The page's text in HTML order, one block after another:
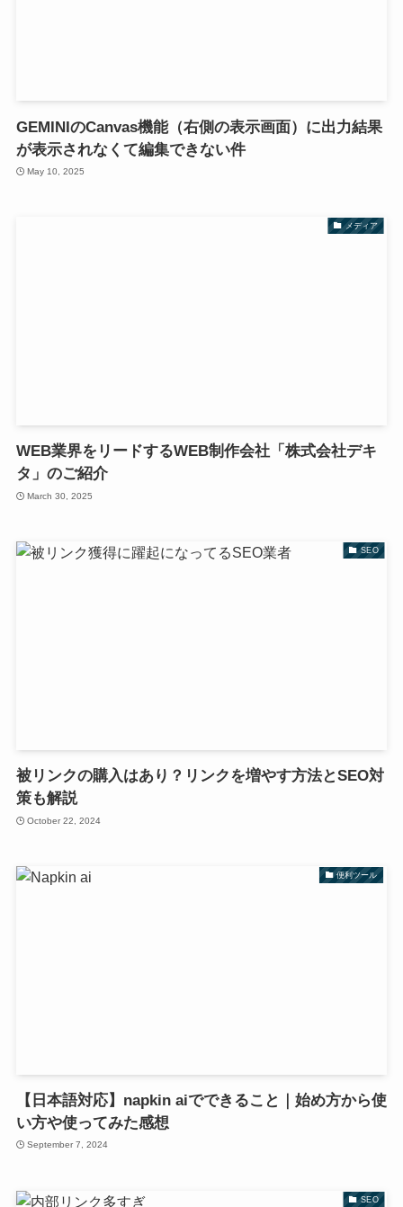
GEMINIのCanvas機能（右側の表示画面）に出力結果
が表示されなくて編集できない件
May 10, 2025
メディア
WEB業界をリードするWEB制作会社「株式会社デキ
タ」のご紹介
March 30, 2025
SEO
被リンクの購入はあり？リンクを増やす方法とSEO対
策も解説
October 22, 2024
便利ツール
【日本語対応】napkin aiでできること｜始め方から使
い方や使ってみた感想
September 7, 2024
SEO